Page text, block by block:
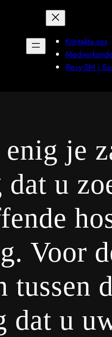
Kontakta oss
Revy-SM i
je
u
Voor
dat u